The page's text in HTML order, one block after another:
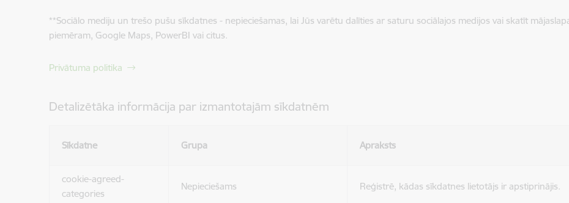
**Sociālo mediju un trešo pušu sīkdatnes - nepieciešamas, lai Jūs varētu dalīties ar saturu sociālajos medijos vai skatīt
piemēram, Google Maps, PowerBI vai citus.
Privātuma politika
Detalizētāka informācija par izmantotajām sīkdatnēm
Sīkdatne Grupa Apraksts
cookie-agreed-
categories
Nepieciešams Reģistrē, kādas sīkdatnes lietotājs ir apstiprinājis.